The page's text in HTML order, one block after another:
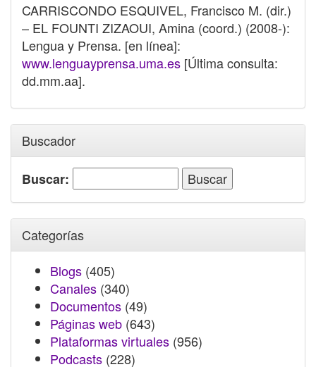
CARRISCONDO ESQUIVEL, Francisco M. (dir.)
– EL FOUNTI ZIZAOUI, Amina (coord.) (2008-):
Lengua y Prensa. [en línea]:
www.lenguayprensa.uma.es [Última consulta:
dd.mm.aa].
Buscador
Buscar:
Categorías
Blogs (405)
Canales (340)
Documentos (49)
Páginas web (643)
Plataformas virtuales (956)
Podcasts (228)